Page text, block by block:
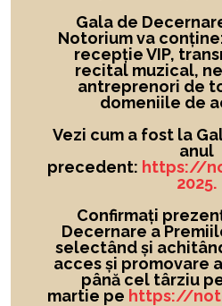
Gala de
Notorium va
recepție VIP,
recital muzical,
antreprenori de
domeniile de
Vezi cum a fost la
anul
precedent: https://
2025.
Confirmați
Decernare a
selectând și
acces și promovare
până cel târziu
martie pe https://